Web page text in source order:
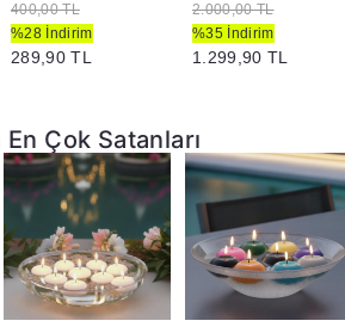
400,00 TL
%28 İndirim
289,90 TL
2.000,00 TL
%35 İndirim
1.299,90 TL
Çok Satanları